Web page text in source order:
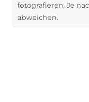
fotografieren. Je
abweichen.